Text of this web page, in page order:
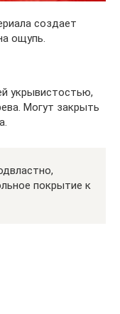
создает
ощупь.
укрывистостью,
Могут закрыть
покрытие к